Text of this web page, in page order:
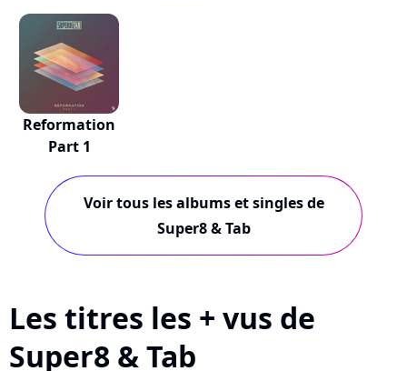
Reformation
Part 1
Voir tous les albums et singles de
Super8 & Tab
Les titres les + vus de
Super8 & Tab